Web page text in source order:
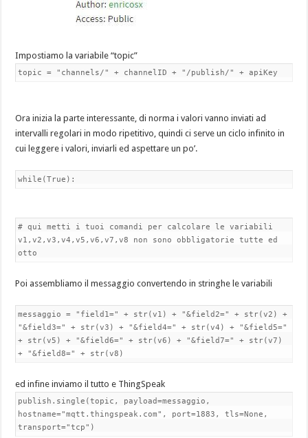
Impostiamo la variabile “topic”
topic = "channels/" + channelID + "/publish/" + apiKey
Ora inizia la parte interessante, di norma i valori vanno inviati ad
intervalli regolari in modo ripetitivo, quindi ci serve un ciclo infinito in
cui leggere i valori, inviarli ed aspettare un po’.
while(True):
# qui metti i tuoi comandi per calcolare le variabili
v1,v2,v3,v4,v5,v6,v7,v8 non sono obbligatorie tutte ed
otto
Poi assembliamo il messaggio convertendo in stringhe le variabili
messaggio = "field1=" + str(v1) + "&field2=" + str(v2) +
"&field3=" + str(v3) + "&field4=" + str(v4) + "&field5="
+ str(v5) + "&field6=" + str(v6) + "&field7=" + str(v7)
+ "&field8=" + str(v8)
ed infine inviamo il tutto e ThingSpeak
publish.single(topic, payload=messaggio,
hostname="mqtt.thingspeak.com", port=1883, tls=None,
transport="tcp")